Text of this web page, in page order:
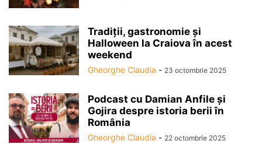
Tradiții, gastronomie și
Halloween la Craiova în acest
weekend
Gheorghe Claudia - 23 octombrie 2025
Podcast cu Damian Anfile și
Gojira despre istoria berii în
România
Gheorghe Claudia - 22 octombrie 2025